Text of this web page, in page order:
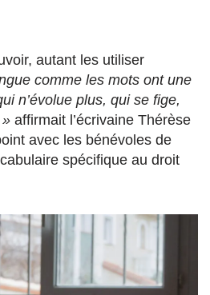
autant les utiliser
comme les mots ont une
n’évolue plus, qui se fige,
affirmait l’écrivaine Thérèse
avec les bénévoles de
spécifique au droit